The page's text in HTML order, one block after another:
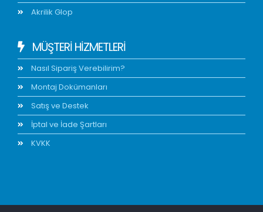
Akrilik Glop
MÜŞTERİ HİZMETLERİ
Nasıl Sipariş Verebilirim?
Montaj Dokümanları
Satış ve Destek
İptal ve İade Şartları
KVKK